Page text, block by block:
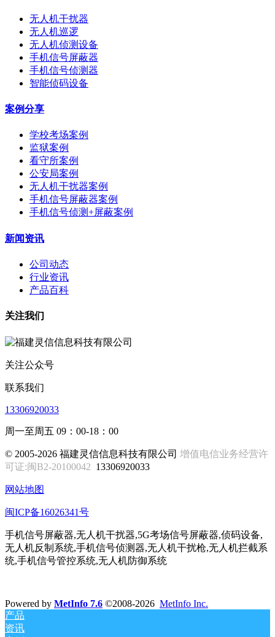
无人机干扰器
无人机巡逻
无人机侦测设备
手机信号屏蔽器
手机信号侦测器
智能侦码设备
案例分享
学校考场案例
监狱案例
看守所案例
公安局案例
无人机干扰器案例
手机信号屏蔽器案例
手机信号侦测+屏蔽案例
新闻资讯
公司动态
行业资讯
产品百科
关注我们
关注公众号
联系我们
13306920033
周一至周五 09：00-18：00
© 2005-2026 福建灵信信息科技有限公司 增值电信业务经营许
可证:闽B2-20100042 13306920033
网站地图
闽ICP备16026341号
手机信号屏蔽器,无人机干扰器,5G考场信号屏蔽器,侦码设备,
无人机反制系统,手机信号侦测器,无人机干扰枪,无人机拦截系
统,手机信号管控系统,无人机防御系统
Powered by MetInfo 7.6 ©2008-2026 MetInfo Inc.
产品
资讯